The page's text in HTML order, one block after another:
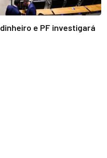
e PF investigará